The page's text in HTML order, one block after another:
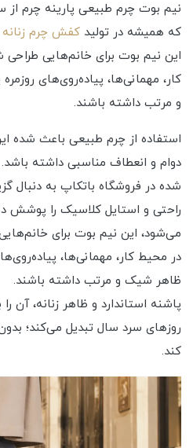
نیم بوت چرم طبیعی پارینه چرم
که همیشه در تولید کفش چرم زنانه
این نیم بوت برای خانم‌هایی
کار، مهمانی‌ها، پیاده‌روی‌های
و مرتب داشته باشند.
استفاده از چرم طبیعی باعث شده
دوام و انعطاف مناسبی داشته
شده در فروشگاه باتکاپ به دنبال
راحتی و استایل کلاسیک را پوشش
می‌شود، این نیم بوت برای
در محیط کار، مهمانی‌ها،
ظاهر شیک و مرتب داشته باشند.
پاشنه استاندارد و ظاهر زنانه‌، آن
روزهای سرد سال تبدیل می‌کند؛
کند.